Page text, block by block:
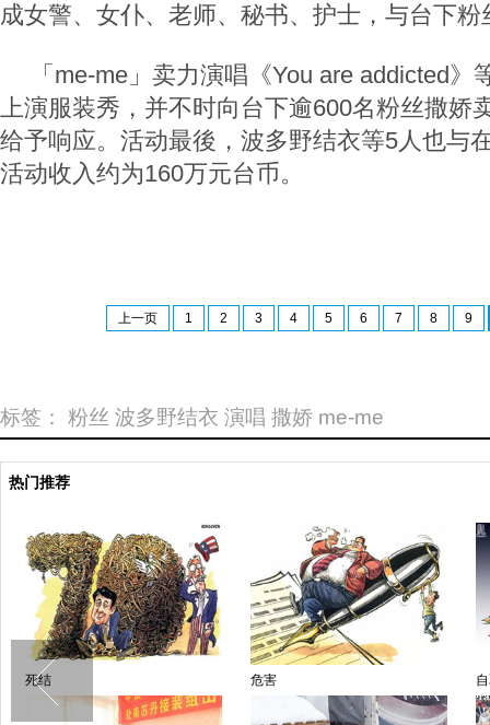
成女警、女仆、老师、秘书、护士，与台下
「me-me」卖力演唱《You are addicted》
上演服装秀，并不时向台下逾600名粉丝撒娇
给予响应。活动最後，波多野结衣等5人也与
活动收入约为160万元台币。
上一页 1 2 3 4 5 6 7 8 9
标签： 粉丝 波多野结衣 演唱 撒娇 me-me
热门推荐
死结 危害